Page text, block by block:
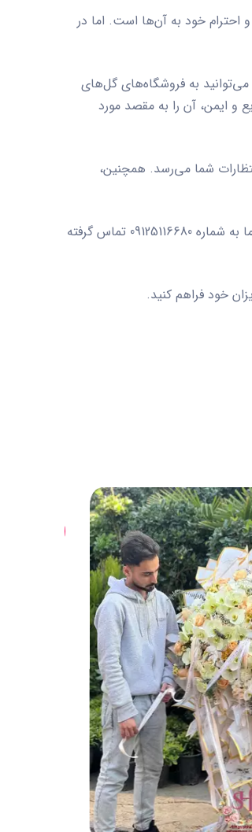
احترام خود به آن‌ها است. اما در
به فروشگاه‌های گل‌های
و ایمن، آن را به مقصد مورد
شما می‌رسد. همچنین،
ساده و لاکچری به سایت sefareshgol.com مراجعه نموده و یا با همکاران ما به شماره 09125116680 تماس گرفته
خود فراهم کنید.